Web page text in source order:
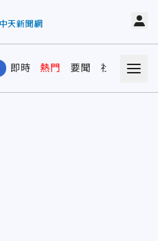
即時 熱門 要聞 社會 娛樂